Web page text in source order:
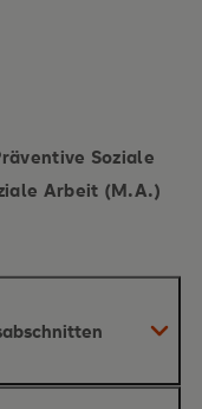
Soziale
Arbeit (M.A.)